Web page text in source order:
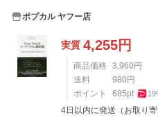
ポプカル ヤフー店
実質 4,255円
商品価格 3,960 円
送料
980 円
ポイント
685pt 19
4日以内に発送（お取り